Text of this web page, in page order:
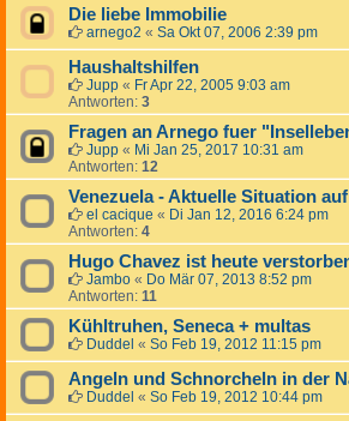
Die liebe Immobilie
arnego2 « Sa Okt 07, 2006 2:39 pm
Haushaltshilfen
Jupp « Fr Apr 22, 2005 9:03 am
Antworten: 3
Fragen an Arnego fuer
Jupp « Mi Jan 25, 2017 10:31 am
Antworten: 12
Venezuela - Aktuelle Situation
el cacique « Di Jan 12, 2016 6:24 pm
Antworten: 4
Hugo Chavez ist heute
Jambo « Do Mär 07, 2013 8:52 pm
Antworten: 11
Kühltruhen, Seneca + multas
Duddel « So Feb 19, 2012 11:15 pm
Angeln und Schnorcheln in der
Duddel « So Feb 19, 2012 10:44 pm